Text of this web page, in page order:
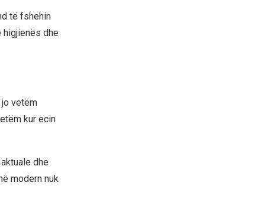
të fshehin
higjienës dhe
vetëm
kur ecin
dhe
modern nuk